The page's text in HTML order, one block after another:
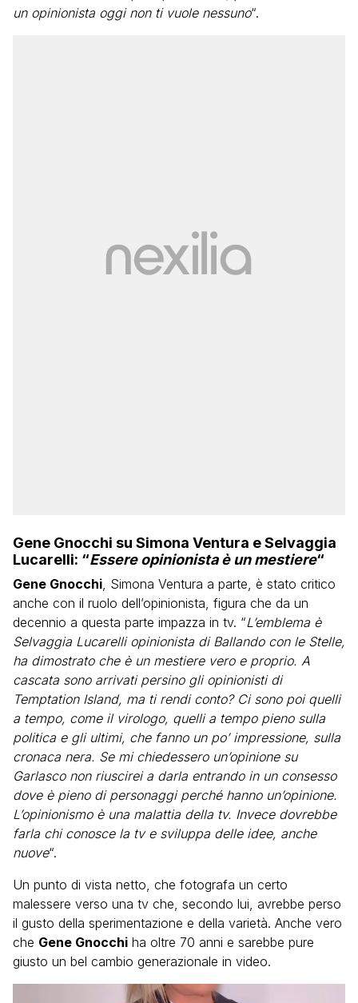
un opinionista oggi non ti vuole nessuno“.
Gene Gnocchi su Simona Ventura e Selvaggia
Lucarelli: “Essere opinionista è un mestiere“
Gene Gnocchi, Simona Ventura a parte, è stato critico
anche con il ruolo dell’opinionista, figura che da un
decennio a questa parte impazza in tv. “L’emblema è
Selvaggia Lucarelli opinionista di Ballando con le Stelle,
ha dimostrato che è un mestiere vero e proprio. A
cascata sono arrivati persino gli opinionisti di
Temptation Island, ma ti rendi conto? Ci sono poi quelli
a tempo, come il virologo, quelli a tempo pieno sulla
politica e gli ultimi, che fanno un po’ impressione, sulla
cronaca nera. Se mi chiedessero un’opinione su
Garlasco non riuscirei a darla entrando in un consesso
dove è pieno di personaggi perché hanno un’opinione.
L’opinionismo è una malattia della tv. Invece dovrebbe
farla chi conosce la tv e sviluppa delle idee, anche
nuove“.
Un punto di vista netto, che fotografa un certo
malessere verso una tv che, secondo lui, avrebbe perso
il gusto della sperimentazione e della varietà. Anche vero
che Gene Gnocchi ha oltre 70 anni e sarebbe pure
giusto un bel cambio generazionale in video.